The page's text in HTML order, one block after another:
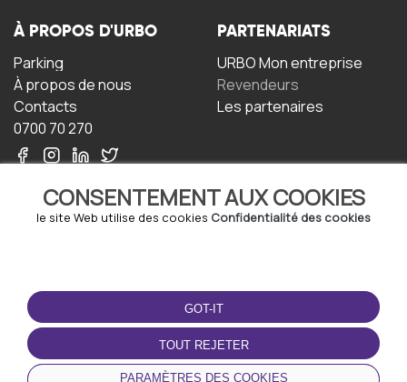
CONSENTEMENT AUX COOKIES
le site Web utilise des cookies Confidentialité des cookies
GOT-IT
TOUT REJETER
PARAMÈTRES DES COOKIES
À PROPOS D'URBO
Parking
À propos de nous
Contacts
0700 70 270
PARTENARIATS
URBO Mon entreprise
Revendeurs
Les partenaires
TERMS-OF-USE
Termes et conditions
Politique de confidentialité
Politique relative aux
cookies
TÉLÉCHARGEZ
L'APPLICATION